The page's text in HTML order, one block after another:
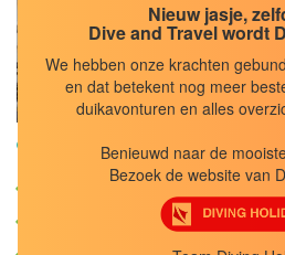
Malta/Gozo, Xlendi Bay
Kleinschalig en eenvoudig
Vlakbij de boulevard
Nieuw jasje,
Dive and Travel wordt
We hebben onze krachten
en dat betekent nog meer
duikavonturen en alles
Benieuwd naar de
Bezoek de website van